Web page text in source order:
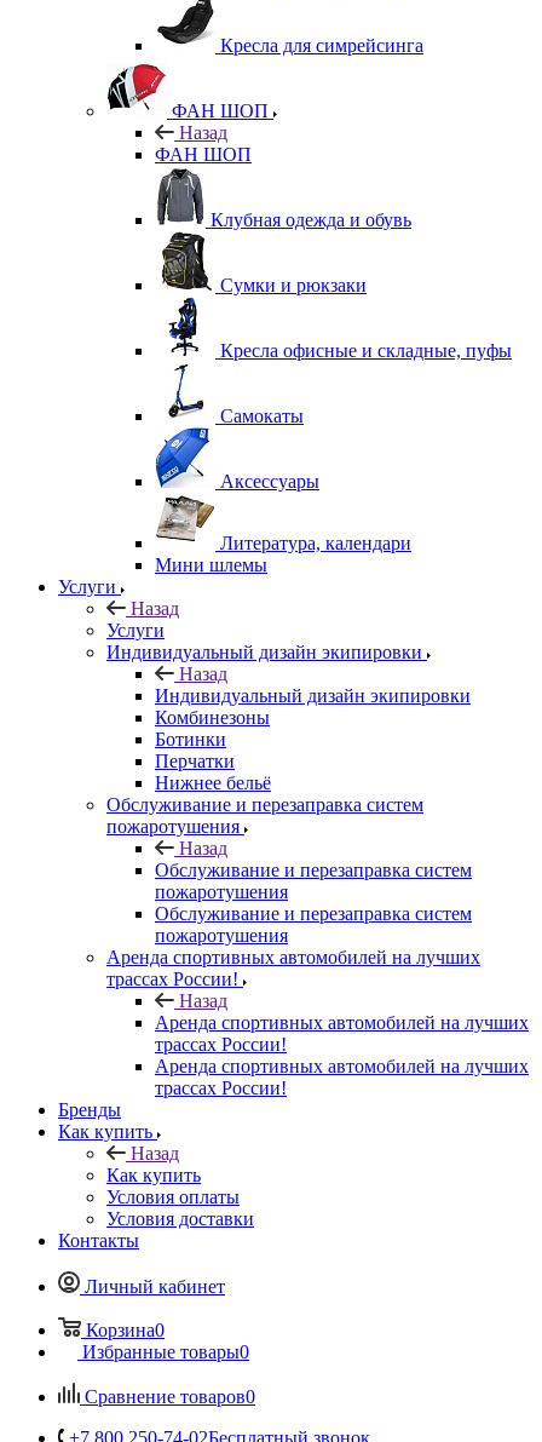
Кресла для симрейсинга
ФАН ШОП
Назад
ФАН ШОП
Клубная одежда и обувь
Сумки и рюкзаки
Кресла офисные и складные, пуфы
Самокаты
Аксессуары
Литература, календари
Мини шлемы
Услуги
Назад
Услуги
Индивидуальный дизайн экипировки
Назад
Индивидуальный дизайн экипировки
Комбинезоны
Ботинки
Перчатки
Нижнее бельё
Обслуживание и перезаправка систем
пожаротушения
Назад
Обслуживание и перезаправка систем
пожаротушения
Обслуживание и перезаправка систем
пожаротушения
Аренда спортивных автомобилей на лучших
трассах России!
Назад
Аренда спортивных автомобилей на лучших
трассах России!
Аренда спортивных автомобилей на лучших
трассах России!
Бренды
Как купить
Назад
Как купить
Условия оплаты
Условия доставки
Контакты
Личный кабинет
Корзина0
Избранные товары0
Сравнение товаров0
+7 800 250-74-02Бесплатный звонок